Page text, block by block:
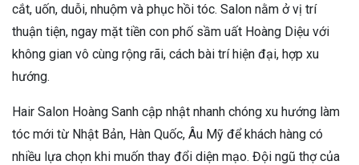
cắt, uốn, duỗi, nhuộm và phục hồi tóc. Salon nằm ở vị trí
thuận tiện, ngay mặt tiền con phố sầm uất Hoàng Diệu với
không gian vô cùng rộng rãi, cách bài trí hiện đại, hợp xu
hướng.
Hair Salon Hoàng Sanh cập nhật nhanh chóng xu hướng làm
tóc mới từ Nhật Bản, Hàn Quốc, Âu Mỹ để khách hàng có
nhiều lựa chọn khi muốn thay đổi diện mạo. Đội ngũ thợ của